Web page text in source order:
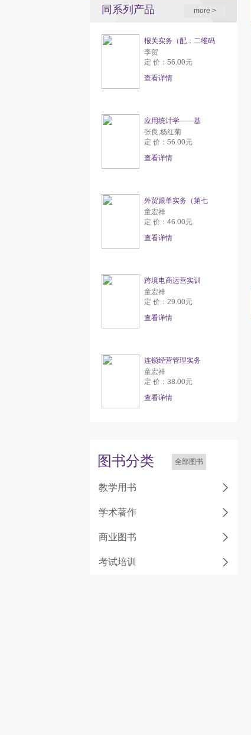
同系列产品 more >
报关实务（配：二维码
李贺
定 价：56.00元
查看详情
应用统计学——基
张良,杨红菊
定 价：56.00元
查看详情
外贸跟单实务（第七
童宏祥
定 价：46.00元
查看详情
跨境电商运营实训
童宏祥
定 价：29.00元
查看详情
连锁经营管理实务
童宏祥
定 价：38.00元
查看详情
图书分类 全部图书
教学用书
学术著作
商业图书
考试培训